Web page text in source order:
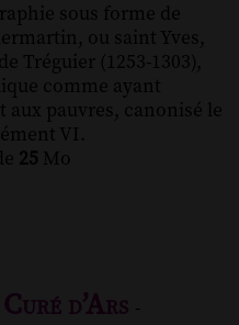
sous forme de
ou saint Yves,
Tréguier (1253-1303),
comme ayant
aux pauvres, canonisé le
VI.
25 Mo
d’Ars -